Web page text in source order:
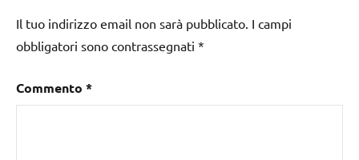
Il tuo indirizzo email non sarà pubblicato. I campi
obbligatori sono contrassegnati *
Commento *